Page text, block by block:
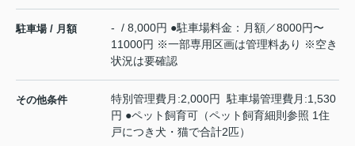
駐車場 / 月額
- / 8,000円 ●駐車場料金：月額／8000円〜
11000円 ※一部専用区画は管理料あり ※空き
状況は要確認
その他条件
特別管理費月:2,000円 駐車場管理費月:1,530
円 ●ペット飼育可（ペット飼育細則参照 1住
戸につき犬・猫で合計2匹）